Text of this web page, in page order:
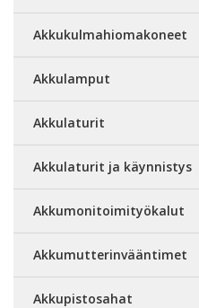
Akkukulmahiomakoneet
Akkulamput
Akkulaturit
Akkulaturit ja käynnistys
Akkumonitoimityökalut
Akkumutterinvääntimet
Akkupistosahat